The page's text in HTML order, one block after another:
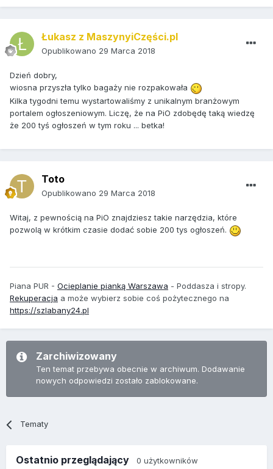
Łukasz z MaszynyiCzęści.pl
Opublikowano 29 Marca 2018
Dzień dobry,
wiosna przyszła tylko bagaży nie rozpakowała
Kilka tygodni temu wystartowaliśmy z unikalnym branżowym
portalem ogłoszeniowym. Liczę, że na PiO zdobędę taką wiedzę
że 200 tyś ogłoszeń w tym roku ... betka!
Toto
Opublikowano 29 Marca 2018
Witaj, z pewnością na PiO znajdziesz takie narzędzia, które
pozwolą w krótkim czasie dodać sobie 200 tys ogłoszeń.
Piana PUR - Ocieplanie pianką Warszawa - Poddasza i stropy.
Rekuperacja a może wybierz sobie coś pożytecznego na
https://szlabany24.pl
Zarchiwizowany
Ten temat przebywa obecnie w archiwum. Dodawanie
nowych odpowiedzi zostało zablokowane.
Tematy
Ostatnio przeglądający 0 użytkowników